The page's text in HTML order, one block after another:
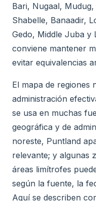
Bari, Nugaal,
Shabelle, Banaadir,
Gedo, Middle Juba y
conviene mantener
evitar equivalencias
El mapa de regiones
administración
se usa en muchas
geográfica y de
noreste, Puntland
relevante; y algunas
áreas limítrofes
según la fuente, la
Aquí se describen